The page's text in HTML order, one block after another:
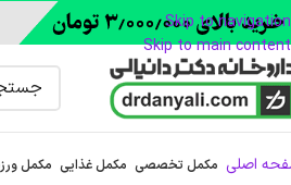
Skip to navigation
Skip to main content
اصلی مکمل تخصصی مکمل غذایی مکمل